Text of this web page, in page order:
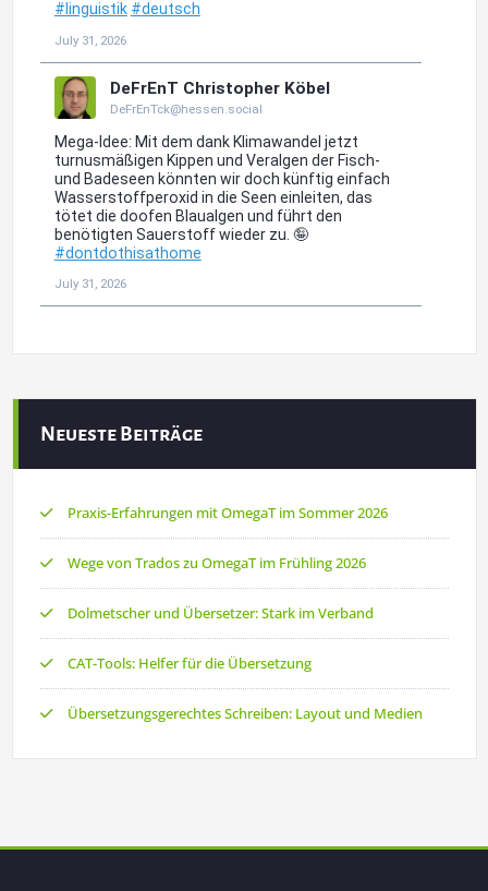
Neueste Beiträge
Praxis-Erfahrungen mit OmegaT im Sommer 2026
Wege von Trados zu OmegaT im Frühling 2026
Dolmetscher und Übersetzer: Stark im Verband
CAT-Tools: Helfer für die Übersetzung
Übersetzungsgerechtes Schreiben: Layout und Medien